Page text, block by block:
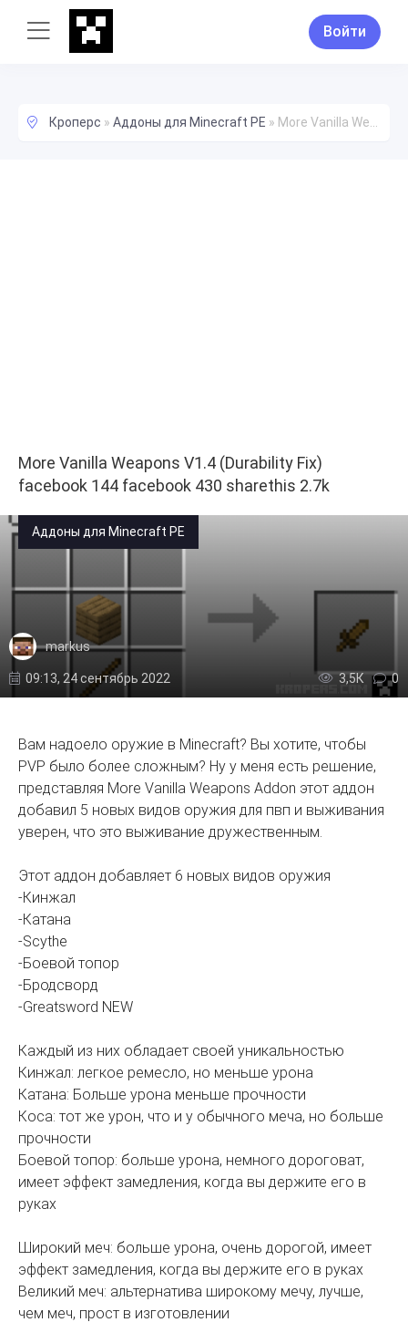
Войти
Кроперс » Аддоны для Minecraft PE » More Vanilla Weapons V1.4 (Durability Fix) facebook 144 facebook 430 sharethis 2.7k
More Vanilla Weapons V1.4 (Durability Fix)
facebook 144 facebook 430 sharethis 2.7k
Аддоны для Minecraft PE
markus
09:13, 24 сентябрь 2022 3,5К 0
Вам надоело оружие в Minecraft? Вы хотите, чтобы
PVP было более сложным? Ну у меня есть решение,
представляя More Vanilla Weapons Addon этот аддон
добавил 5 новых видов оружия для пвп и выживания
уверен, что это выживание дружественным.
Этот аддон добавляет 6 новых видов оружия
-Кинжал
-Катана
-Scythe
-Боевой топор
-Бродсворд
-Greatsword NEW
Каждый из них обладает своей уникальностью
Кинжал: легкое ремесло, но меньше урона
Катана: Больше урона меньше прочности
Коса: тот же урон, что и у обычного меча, но больше
прочности
Боевой топор: больше урона, немного дороговат,
имеет эффект замедления, когда вы держите его в
руках
Широкий меч: больше урона, очень дорогой, имеет
эффект замедления, когда вы держите его в руках
Великий меч: альтернатива широкому мечу, лучше,
чем меч, прост в изготовлении